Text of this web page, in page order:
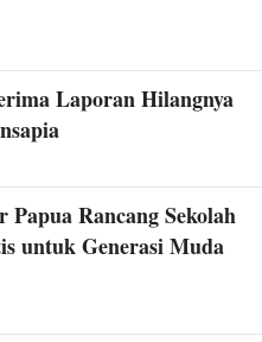
Laporan Hilangnya
Rancang Sekolah
untuk Generasi Muda